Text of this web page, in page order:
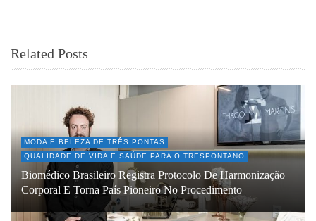
Related Posts
MODA E BELEZA DE TRÊS PONTAS
QUALIDADE DE VIDA E SAÚDE PARA O TRESPONTANO
Biomédico Brasileiro Registra Protocolo De Harmonização
Corporal E Torna País Pioneiro No Procedimento